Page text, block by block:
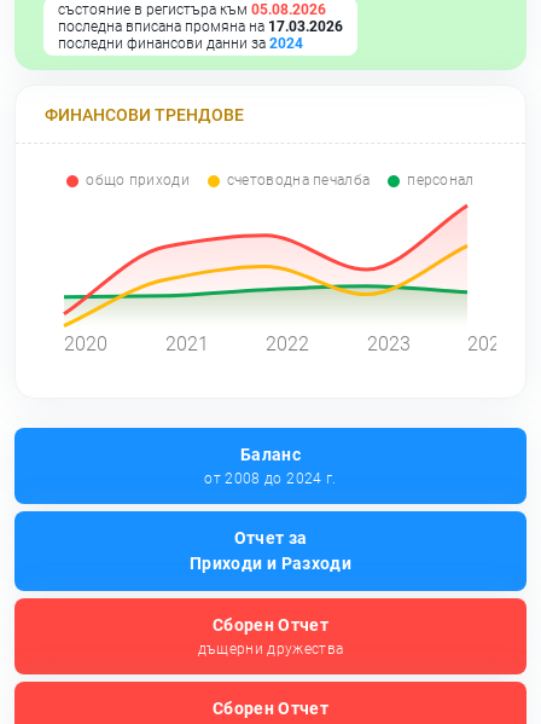
състояние в регистъра към 05.08.2026
последна вписана промяна на 17.03.2026
последни финансови данни за 2024
ФИНАНСОВИ ТРЕНДОВЕ
общо приходи счетоводна печалба персонал
2020 2021 2022 2023 2024
Баланс
от 2008 до 2024 г.
Отчет за
Приходи и Разходи
Сборен Отчет
дъщерни дружества
Сборен Отчет